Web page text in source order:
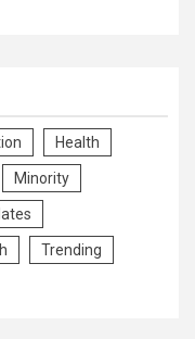
Health
Minority
Trending